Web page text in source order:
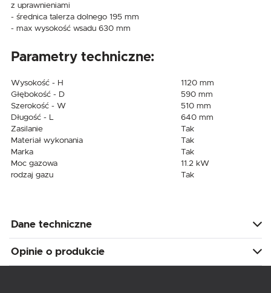
z uprawnieniami
- średnica talerza dolnego 195 mm
- max wysokość wsadu 630 mm
Parametry techniczne:
Wysokość - H
1120 mm
Głębokość - D
590 mm
Szerokość - W
510 mm
Długość - L
640 mm
Zasilanie
Tak
Materiał wykonania
Tak
Marka
Tak
Moc gazowa
11.2 kW
rodzaj gazu
Tak
Dane techniczne
Opinie o produkcie